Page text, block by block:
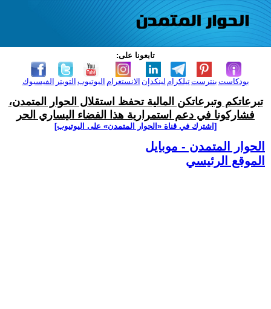
تابعونا على:
الفيسبوك التويتر اليوتيوب الانستغرام لينكدإن تيلكرامبنترست بودكاست
تبرعاتكم وتبرعاتكن المالية تحفظ استقلال الحوار المتمدن،
فشاركونا في دعم استمرارية هذا الفضاء اليساري الحر
[اشترك في قناة ‫«الحوار المتمدن» على اليوتيوب]
الحوار المتمدن - موبايل
الموقع الرئيسي